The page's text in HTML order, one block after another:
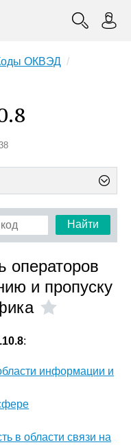
ОКВЭД
Найти
операторов
и пропуску
:
информации и
в области связи на